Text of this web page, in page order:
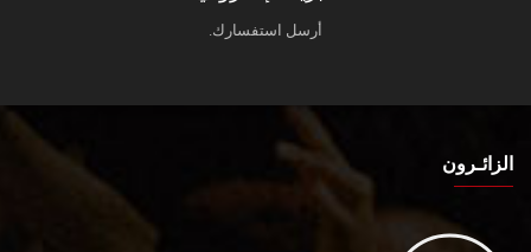
أرسل استفسارك.
الزائـرون